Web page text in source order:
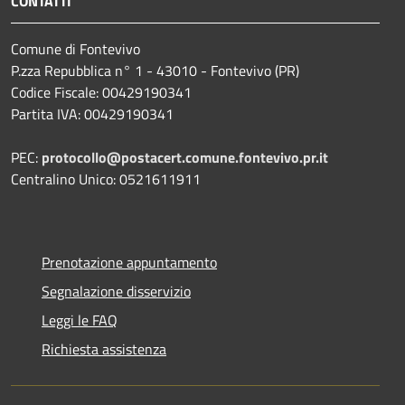
Comune di Fontevivo
P.zza Repubblica n° 1 - 43010 - Fontevivo (PR)
Codice Fiscale: 00429190341
Partita IVA: 00429190341
PEC: protocollo@postacert.comune.fontevivo.pr.it
Centralino Unico: 0521611911
Prenotazione appuntamento
Segnalazione disservizio
Leggi le FAQ
Richiesta assistenza